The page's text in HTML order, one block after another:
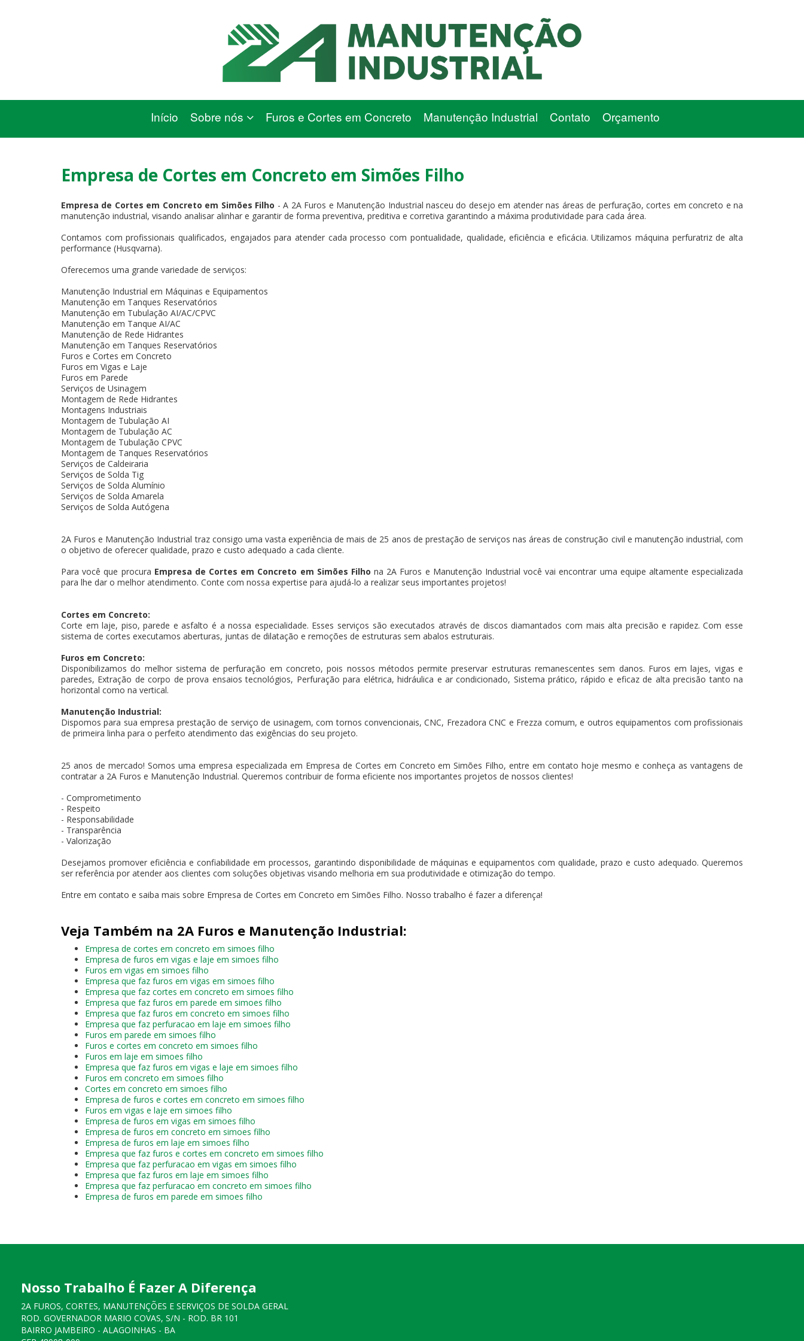
Início Sobre nós Furos e Cortes em Concreto Manutenção Industrial Contato Orçamento
Empresa de Cortes em Concreto em Simões Filho
Empresa de Cortes em Concreto em Simões Filho - A 2A Furos e Manutenção Industrial nasceu do desejo em atender nas áreas de perfuração, cortes em concreto e na
manutenção industrial, visando analisar alinhar e garantir de forma preventiva, preditiva e corretiva garantindo a máxima produtividade para cada área.
Contamos com profissionais qualificados, engajados para atender cada processo com pontualidade, qualidade, eficiência e eficácia. Utilizamos máquina perfuratriz de alta
performance (Husqvarna).
Oferecemos uma grande variedade de serviços:
Manutenção Industrial em Máquinas e Equipamentos
Manutenção em Tanques Reservatórios
Manutenção em Tubulação AI/AC/CPVC
Manutenção em Tanque AI/AC
Manutenção de Rede Hidrantes
Manutenção em Tanques Reservatórios
Furos e Cortes em Concreto
Furos em Vigas e Laje
Furos em Parede
Serviços de Usinagem
Montagem de Rede Hidrantes
Montagens Industriais
Montagem de Tubulação AI
Montagem de Tubulação AC
Montagem de Tubulação CPVC
Montagem de Tanques Reservatórios
Serviços de Caldeiraria
Serviços de Solda Tig
Serviços de Solda Alumínio
Serviços de Solda Amarela
Serviços de Solda Autógena
2A Furos e Manutenção Industrial traz consigo uma vasta experiência de mais de 25 anos de prestação de serviços nas áreas de construção civil e manutenção industrial, com
o objetivo de oferecer qualidade, prazo e custo adequado a cada cliente.
Para você que procura Empresa de Cortes em Concreto em Simões Filho na 2A Furos e Manutenção Industrial você vai encontrar uma equipe altamente especializada
para lhe dar o melhor atendimento. Conte com nossa expertise para ajudá-lo a realizar seus importantes projetos!
Cortes em Concreto:
Corte em laje, piso, parede e asfalto é a nossa especialidade. Esses serviços são executados através de discos diamantados com mais alta precisão e rapidez. Com esse
sistema de cortes executamos aberturas, juntas de dilatação e remoções de estruturas sem abalos estruturais.
Furos em Concreto:
Disponibilizamos do melhor sistema de perfuração em concreto, pois nossos métodos permite preservar estruturas remanescentes sem danos. Furos em lajes, vigas e
paredes, Extração de corpo de prova ensaios tecnológios, Perfuração para elétrica, hidráulica e ar condicionado, Sistema prático, rápido e eficaz de alta precisão tanto na
horizontal como na vertical.
Manutenção Industrial:
Dispomos para sua empresa prestação de serviço de usinagem, com tornos convencionais, CNC, Frezadora CNC e Frezza comum, e outros equipamentos com profissionais
de primeira linha para o perfeito atendimento das exigências do seu projeto.
25 anos de mercado! Somos uma empresa especializada em Empresa de Cortes em Concreto em Simões Filho, entre em contato hoje mesmo e conheça as vantagens de
contratar a 2A Furos e Manutenção Industrial. Queremos contribuir de forma eficiente nos importantes projetos de nossos clientes!
- Comprometimento
- Respeito
- Responsabilidade
- Transparência
- Valorização
Desejamos promover eficiência e confiabilidade em processos, garantindo disponibilidade de máquinas e equipamentos com qualidade, prazo e custo adequado. Queremos
ser referência por atender aos clientes com soluções objetivas visando melhoria em sua produtividade e otimização do tempo.
Entre em contato e saiba mais sobre Empresa de Cortes em Concreto em Simões Filho. Nosso trabalho é fazer a diferença!
Veja Também na 2A Furos e Manutenção Industrial:
Empresa de cortes em concreto em simoes filho
Empresa de furos em vigas e laje em simoes filho
Furos em vigas em simoes filho
Empresa que faz furos em vigas em simoes filho
Empresa que faz cortes em concreto em simoes filho
Empresa que faz furos em parede em simoes filho
Empresa que faz furos em concreto em simoes filho
Empresa que faz perfuracao em laje em simoes filho
Furos em parede em simoes filho
Furos e cortes em concreto em simoes filho
Furos em laje em simoes filho
Empresa que faz furos em vigas e laje em simoes filho
Furos em concreto em simoes filho
Cortes em concreto em simoes filho
Empresa de furos e cortes em concreto em simoes filho
Furos em vigas e laje em simoes filho
Empresa de furos em vigas em simoes filho
Empresa de furos em concreto em simoes filho
Empresa de furos em laje em simoes filho
Empresa que faz furos e cortes em concreto em simoes filho
Empresa que faz perfuracao em vigas em simoes filho
Empresa que faz furos em laje em simoes filho
Empresa que faz perfuracao em concreto em simoes filho
Empresa de furos em parede em simoes filho
Nosso Trabalho É Fazer A Diferença
2A FUROS, CORTES, MANUTENÇÕES E SERVIÇOS DE SOLDA GERAL
ROD. GOVERNADOR MARIO COVAS, S/N - ROD. BR 101
BAIRRO JAMBEIRO - ALAGOINHAS - BA